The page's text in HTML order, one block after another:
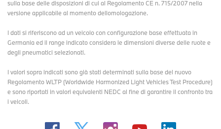
sulla base delle disposizioni di cui al Regolamento CE n. 715/2007 nella
versione applicabile al momento dellomologazione.
I dati si riferiscono ad un veicolo con configurazione base effettuata in
Germania ed il range indicato considera le dimensioni diverse delle ruote e
degli pneumatici selezionati.
I valori sopra indicati sono già stati determinati sulla base del nuovo
Regolamento WLTP (Worldwide Harmonized Light Vehicles Test Procedure)
e sono riportati in valori equivalenti NEDC al fine di garantire il confronto tra
i veicoli.